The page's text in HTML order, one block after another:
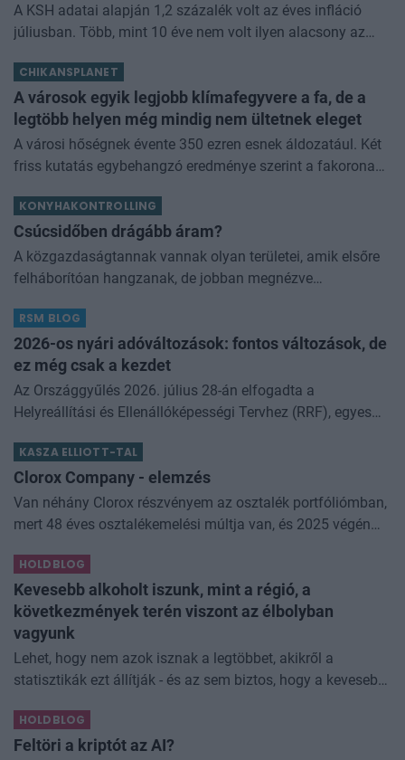
A KSH adatai alapján 1,2 százalék volt az éves infláció
júliusban. Több, mint 10 éve nem volt ilyen alacsony az
adathoz képest hogyan alakul
CHIKANSPLANET
A városok egyik legjobb klímafegyvere a fa, de a
legtöbb helyen még mindig nem ültetnek eleget
A városi hőségnek évente 350 ezren esnek áldozatául. Két
friss kutatás egybehangzó eredménye szerint a fakorona
KONYHAKONTROLLING
Csúcsidőben drágább áram?
A közgazdaságtannak vannak olyan területei, amik elsőre
felháborítóan hangzanak, de jobban megnézve
némi kellemetlenséggel is járnak. Az
RSM BLOG
2026-os nyári adóváltozások: fontos változások, de
ez még csak a kezdet
Az Országgyűlés 2026. július 28-án elfogadta a
Helyreállítási és Ellenállóképességi Tervhez (RRF), egyes
kapcsolódó adóintézkedésekről, v
KASZA ELLIOTT-TAL
Clorox Company - elemzés
Van néhány Clorox részvényem az osztalék portfóliómban,
mert 48 éves osztalékemelési múltja van, és 2025 végén
dividend king-et. Azt
HOLDBLOG
Kevesebb alkoholt iszunk, mint a régió, a
következmények terén viszont az élbolyban
vagyunk
Lehet, hogy nem azok isznak a legtöbbet, akikről a
statisztikák ezt állítják - és az sem biztos, hogy a kevesebb
Kevesebb alkoholt iszunk
HOLDBLOG
Feltöri a kriptót az AI?